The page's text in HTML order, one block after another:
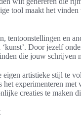
tool maakt het
tentoonstellingen en
Door jezelf
die jouw schrijven
artistieke stijl te
het experimenteren
creaties te maken